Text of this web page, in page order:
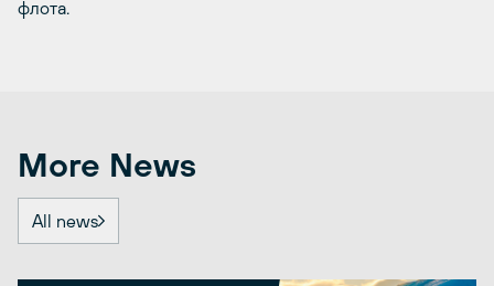
флота.
More News
All news